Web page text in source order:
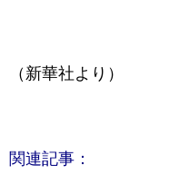
（新華社より）
関連記事：